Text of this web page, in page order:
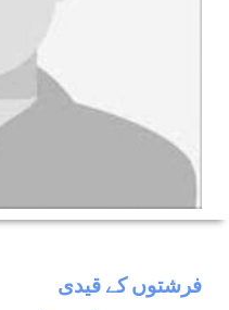
فرشتوں کے قیدی